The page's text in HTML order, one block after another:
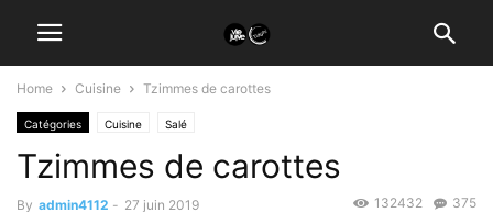
Home Cuisine Tzimmes de carottes
Catégories Cuisine Salé
Tzimmes de carottes
By admin4112 - 27 juin 2019 375
132432